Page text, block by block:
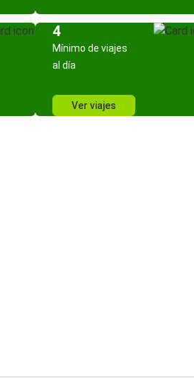
4
Mínimo de viajes
al día
Ver viajes